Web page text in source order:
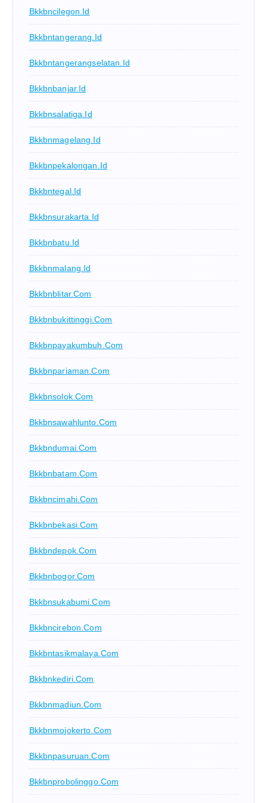
Bkkbncilegon.id
Bkkbntangerang.id
Bkkbntangerangselatan.id
Bkkbnbanjar.id
Bkkbnsalatiga.id
Bkkbnmagelang.id
Bkkbnpekalongan.id
Bkkbntegal.id
Bkkbnsurakarta.id
Bkkbnbatu.id
Bkkbnmalang.id
Bkkbnblitar.com
Bkkbnbukittinggi.com
Bkkbnpayakumbuh.com
Bkkbnpariaman.com
Bkkbnsolok.com
Bkkbnsawahlunto.com
Bkkbndumai.com
Bkkbnbatam.com
Bkkbncimahi.com
Bkkbnbekasi.com
Bkkbndepok.com
Bkkbnbogor.com
Bkkbnsukabumi.com
Bkkbncirebon.com
Bkkbntasikmalaya.com
Bkkbnkediri.com
Bkkbnmadiun.com
Bkkbnmojokerto.com
Bkkbnpasuruan.com
Bkkbnprobolinggo.com